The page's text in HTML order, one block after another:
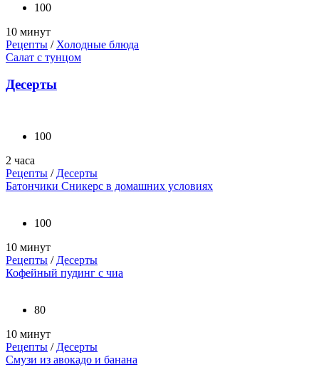
100
10 минут
Рецепты / Холодные блюда
Салат с тунцом
Десерты
100
2 часа
Рецепты / Десерты
Батончики Сникерс в домашних условиях
100
10 минут
Рецепты / Десерты
Кофейный пудинг с чиа
80
10 минут
Рецепты / Десерты
Смузи из авокадо и банана